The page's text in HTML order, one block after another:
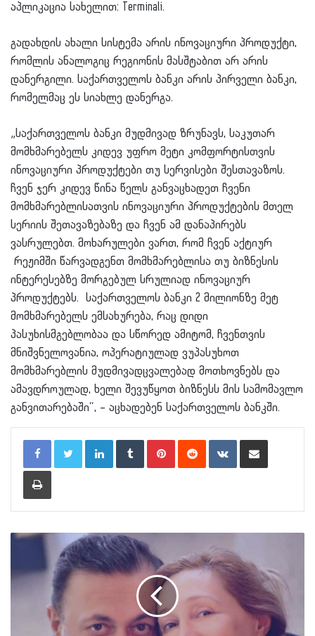
აპლიკაცია სახელით: Terminali.
გადახდის ახალი სისტემა არის ინოვაციური პროდუქტი,
რომლის ანალოგიც რეგიონის მასშტაბით არ არის
დანერგილი. საქართველოს ბანკი არის პირველი ბანკი,
რომელმაც ეს სიახლე დანერგა.
„საქართველოს ბანკი მუდმივად ზრუნავს, საკუთარ
მომხმარებელს კიდევ უფრო მეტი კომფორტისთვის
ინოვაციური პროდუქტები თუ სერვისები შესთავაზოს.
ჩვენ ჯერ კიდევ წინა წელს განვაცხადეთ ჩვენი
მომხმარებლისათვის ინოვაციური პროდუქტების მთელ
სერიის შეთავაზებაზე და ჩვენ ამ დანაპირებს
ვასრულებთ. მოხარულები ვართ, რომ ჩვენ აქტიურ
რეჟიმში წარვადგენთ მომხმარებლისა თუ ბიზნესის
ინტერესებზე მორგებულ სრულიად ინოვაციურ
პროდუქტებს. საქართველოს ბანკი 2 მილიონზე მეტ
მომხმარებელს ემსახურება, რაც დიდი
პასუხისმგებლობაა და სწორედ ამიტომ, ჩვენთვის
მნიშვნელოვანია, ოპერატიულად ვუპასუხოთ
მომხმარებლის მუდმივადცვალებად მოთხოვნებს და
ამავდროულად, ხელი შევუწყოთ ბიზნესს მის სამომავლო
განვითარებაში“, – აცხადებენ საქართველოს ბანკში.
LinkedInTumblr PinterestReddit VKontakteShare via Email
Print